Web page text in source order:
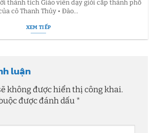
thành tích Giáo viên dạy giỏi cấp thành phố
cô Thanh Thủy • Đào...
XEM TIẾP
luận
không được hiển thị công khai.
được đánh dấu *